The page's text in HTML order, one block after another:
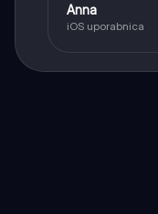
Anna
iOS uporabnica